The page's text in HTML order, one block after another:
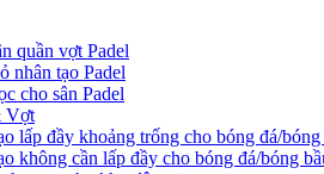
quần vợt Padel
nhân tạo Padel
cho sân Padel
Vợt
lấp đầy khoảng trống cho bóng đá/
không cần lấp đầy cho bóng đá/bóng